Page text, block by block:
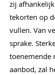
zij
tekorten op
vullen. Van
sprake.
toenemende
aanbod, zal